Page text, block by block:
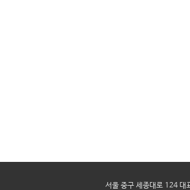
서울 중구 세종대로 124